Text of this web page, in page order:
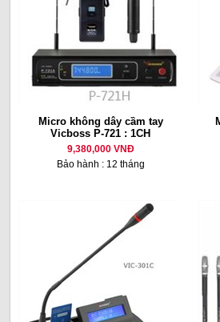
Micro không dây cầm tay
Vicboss P-721 : 1CH
9,380,000 VNĐ
Bảo hành : 12 tháng